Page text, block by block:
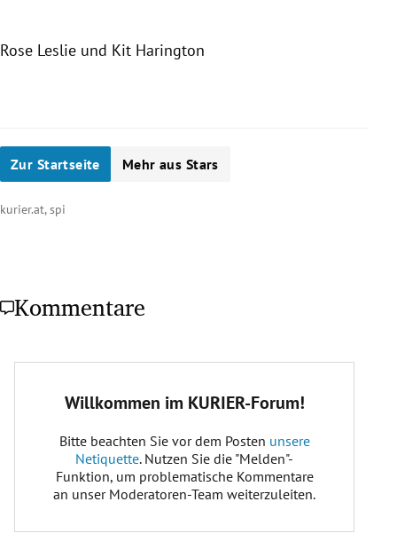
Rose Leslie und Kit Harington
Zur Startseite Mehr aus Stars
kurier.at, spi
Kommentare